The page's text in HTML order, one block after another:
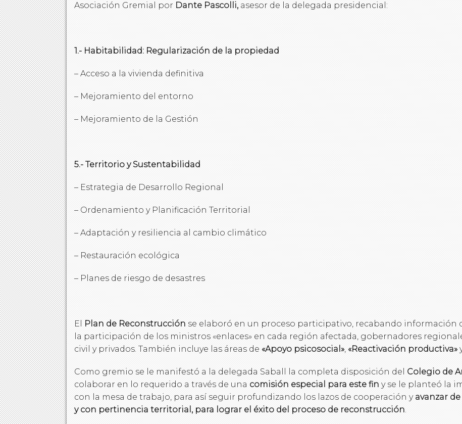
Asociación Gremial por Dante Pascolli, asesor de la delegada presidencial:
1.- Habitabilidad: Regularización de la propiedad
– Acceso a la vivienda definitiva
– Mejoramiento del entorno
– Mejoramiento de la Gestión
5.- Territorio y Sustentabilidad
– Estrategia de Desarrollo Regional
– Ordenamiento y Planificación Territorial
– Adaptación y resiliencia al cambio climático
– Restauración ecológica
– Planes de riesgo de desastres
El Plan de Reconstrucción se elaboró en un proceso participativo, recabando información
la participación de los ministros «enlaces» en cada región afectada, gobernadores
civil y privados. También incluye las áreas de «Apoyo psicosocial», «Reactivación productiva»
Como gremio se le manifestó a la delegada Saball la completa disposición del Colegio de
colaborar en lo requerido a través de una comisión especial para este fin y se le planteó la
con la mesa de trabajo, para así seguir profundizando los lazos de cooperación y avanzar
y con pertinencia territorial, para lograr el éxito del proceso de reconstrucción.